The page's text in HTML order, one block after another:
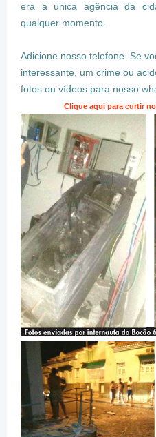
era a única agência da
qualquer momento.
Adicione nosso telefone. Se
interessante, um crime ou
fotos ou vídeos para nosso
Clique aqui para curtir